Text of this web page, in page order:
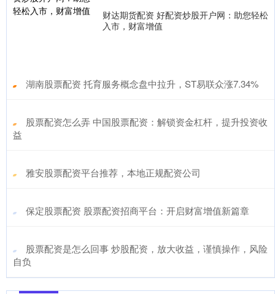
财达期货配资 好配资炒股开户网：助您轻松
入市，财富增值
​湖南股票配资 托育服务概念盘中拉升，ST易联众涨7.34%
​股票配资怎么弄 中国股票配资：解锁资金杠杆，提升投资收
益
​雅安股票配资平台推荐，本地正规配资公司
​保定股票配资 股票配资招商平台：开启财富增值新篇章
​股票配资是怎么回事 炒股配资，放大收益，谨慎操作，风险
自负